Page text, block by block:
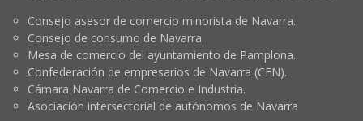
Consejo asesor de comercio minorista de Navarra.
Consejo de consumo de Navarra.
Mesa de comercio del ayuntamiento de Pamplona.
Confederación de empresarios de Navarra (CEN).
Cámara Navarra de Comercio e Industria.
Asociación intersectorial de autónomos de Navarra